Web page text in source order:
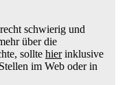
schwierig und
über die
sollte hierinklusive
im Web oder in